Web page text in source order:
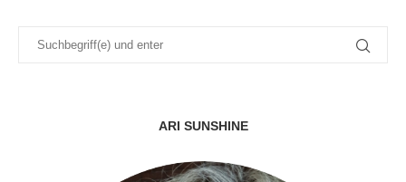
ARI SUNSHINE